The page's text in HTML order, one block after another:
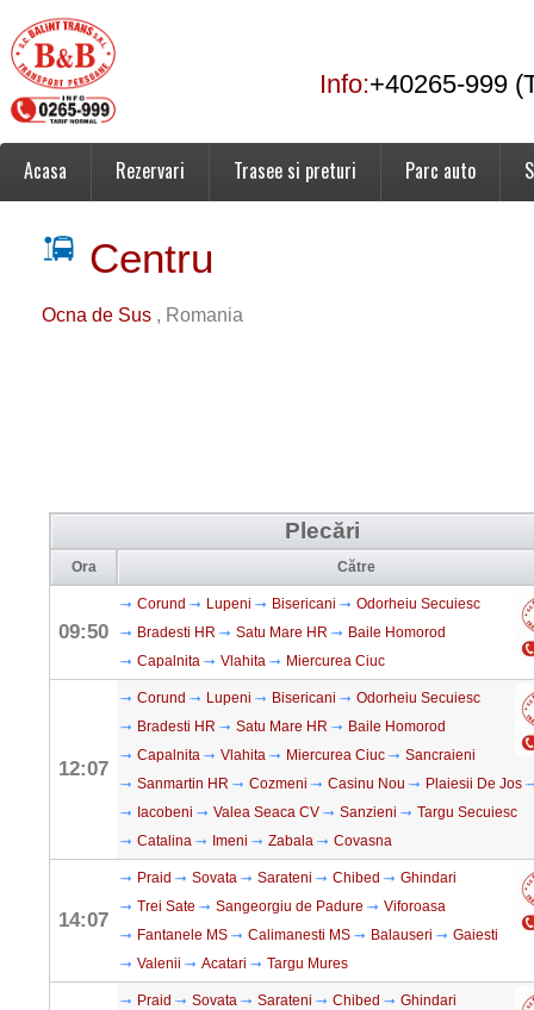
Info:+40265-999
Acasa Rezervari Trasee si preturi Parc auto
Centru
Ocna de Sus , Romania
Plecări
Ora Către
09:50
Corund Lupeni Bisericani
Odorheiu Secuiesc
Bradesti HR
Satu Mare HR
Baile Homorod
Capalnita
Vlahita Miercurea Ciuc
12:07
Corund Lupeni Bisericani
Odorheiu Secuiesc
Bradesti HR
Satu Mare HR
Baile Homorod
Capalnita
Vlahita Miercurea Ciuc
Sancraieni
Sanmartin HR
Cozmeni Casinu Nou
Plaiesii De Jos
Iacobeni
Valea Seaca CV Sanzieni
Targu Secuiesc
Catalina
Imeni Zabala Covasna
14:07
Praid Sovata Sarateni Chibed
Ghindari
Trei Sate
Sangeorgiu de Padure
Viforoasa
Fantanele MS
Calimanesti MS Balauseri
Gaiesti
Valenii
Acatari Targu Mures
Praid Sovata Sarateni Chibed
Ghindari